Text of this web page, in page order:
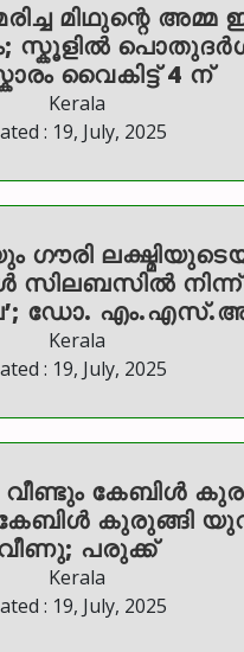
മിഥുന്റെ അമ്മ
സ്കൂളിൽ
വൈകിട്ട് 4 ന്
Kerala
: 19, July, 2025
ഗൗരി
സിലബസിൽ നിന്ന്
ഡോ.
Kerala
: 19, July, 2025
വീണ്ടും കേബിള്‍
കുരുങ്ങി
പരുക്ക്
Kerala
: 19, July, 2025